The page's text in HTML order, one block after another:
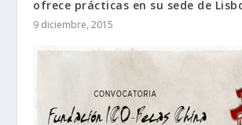
ofrece prácticas en su sede de
9 diciembre, 2015